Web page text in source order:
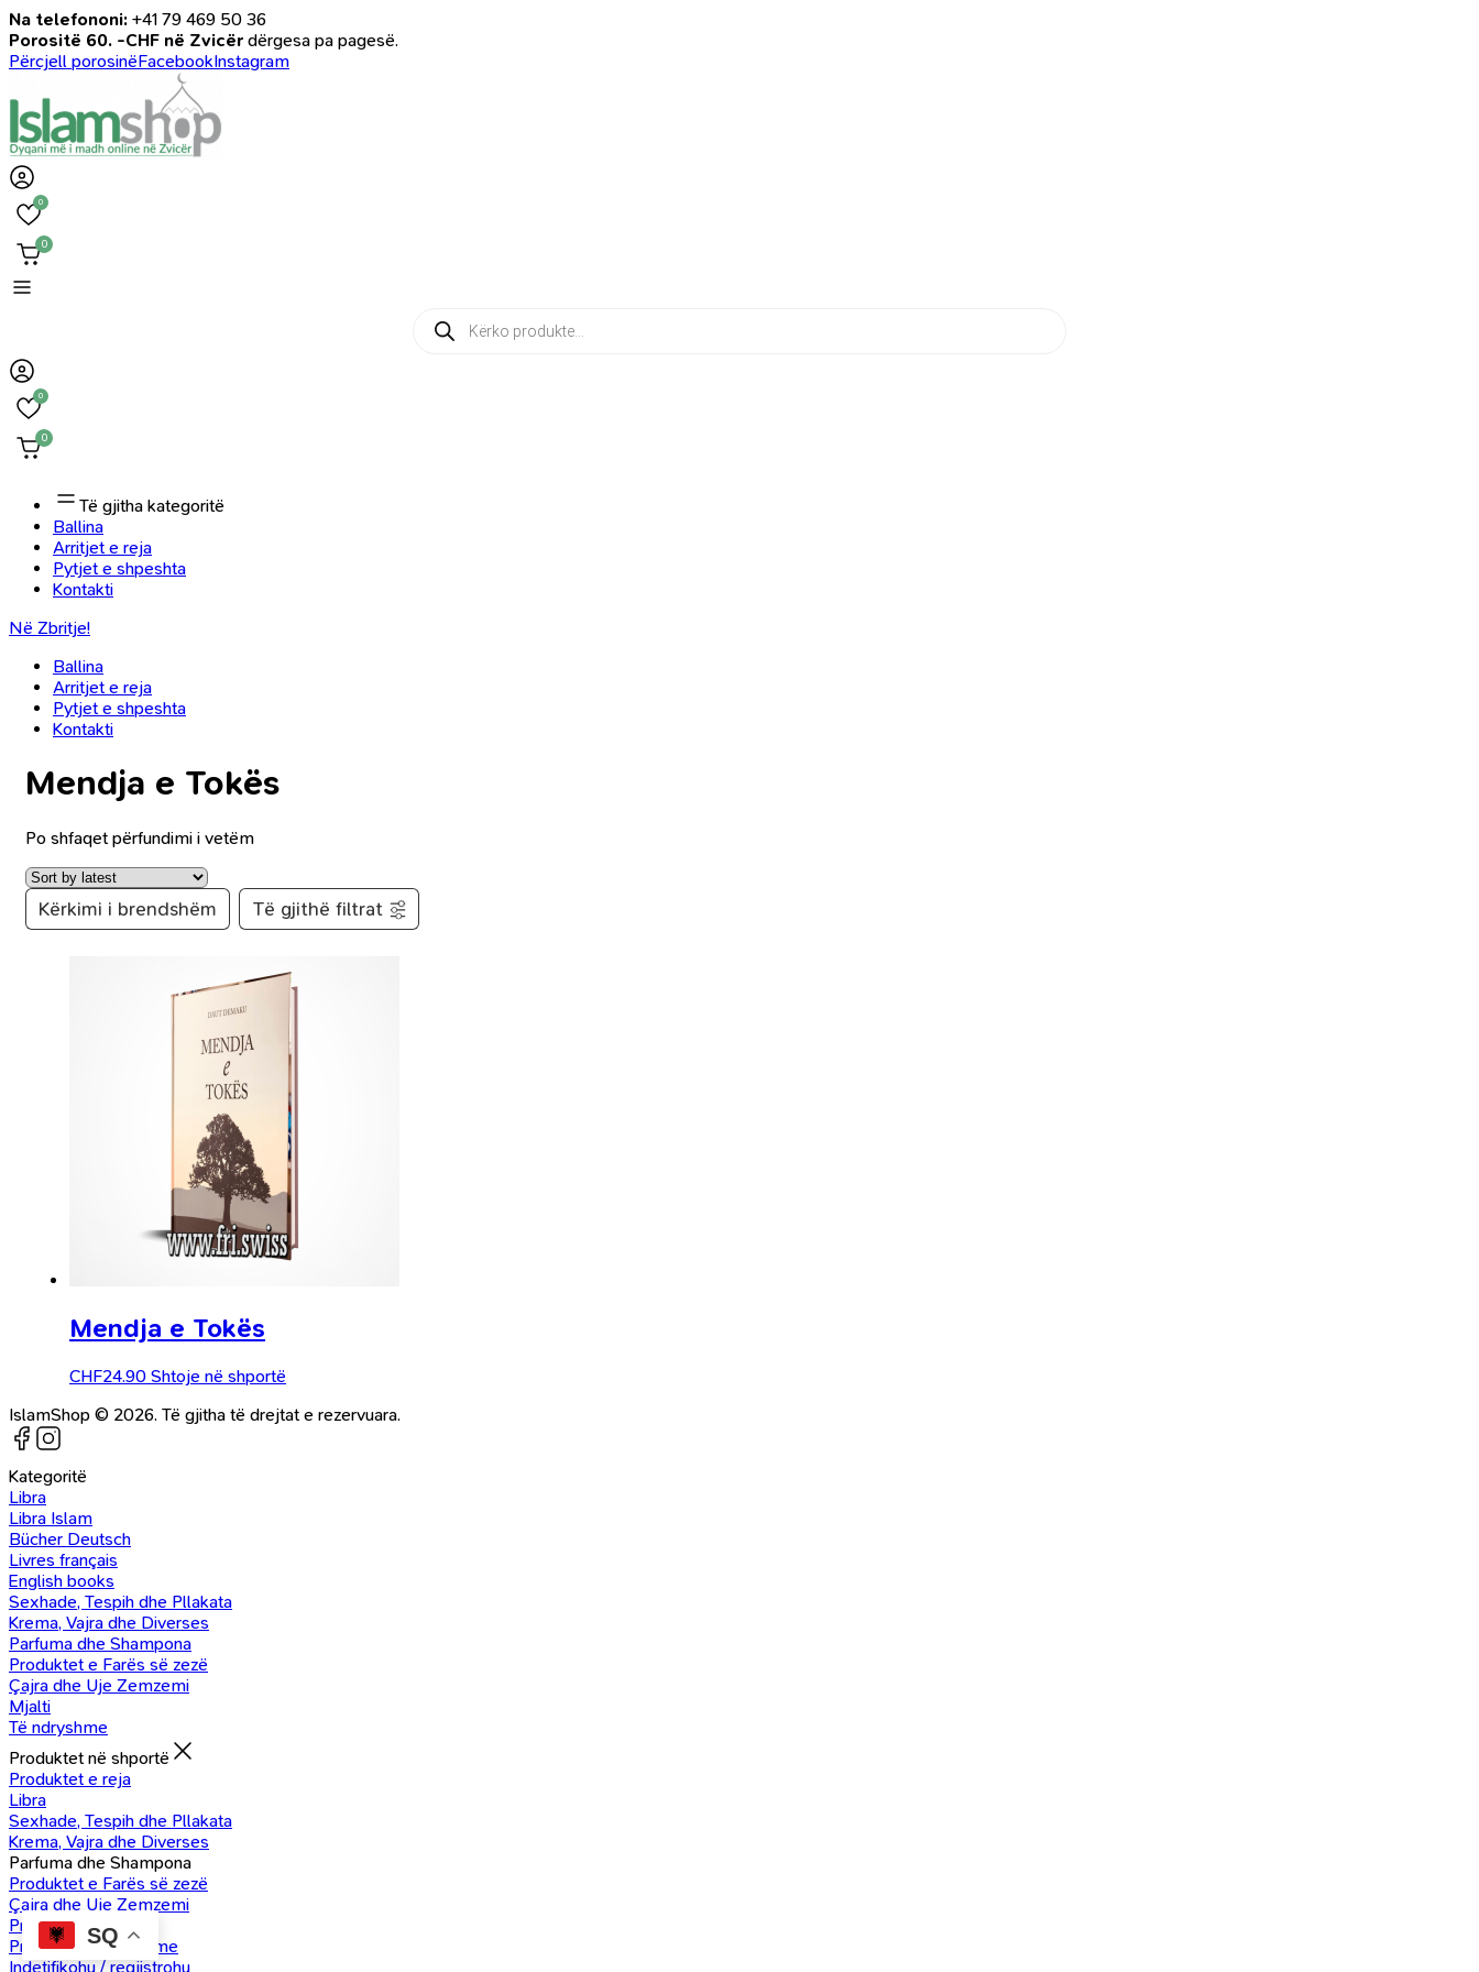
Na telefononi: +41 79 469 50 36
Porositë 60. -CHF në Zvicër dërgesa pa pagesë.
Përcjell porosinëFacebookInstagram
0
0
Products
search
0
0
Të gjitha kategoritë
Ballina
Arritjet e reja
Pytjet e shpeshta
Kontakti
Në Zbritje!
Ballina
Arritjet e reja
Pytjet e shpeshta
Kontakti
Mendja e Tokës
Po shfaqet përfundimi i vetëm
Kërkimi i brendshëm Të gjithë filtrat
Mendja e Tokës
CHF24.90 Shtoje në shportë
IslamShop © 2026. Të gjitha të drejtat e rezervuara.
SQ
Kategoritë
Libra
Libra Islam
Bücher Deutsch
Livres français
English books
Sexhade, Tespih dhe Pllakata
Krema, Vajra dhe Diverses
Parfuma dhe Shampona
Produktet e Farës së zezë
Çajra dhe Uje Zemzemi
Mjalti
Të ndryshme
Produktet në shportë
Produktet e reja
Libra
Sexhade, Tespih dhe Pllakata
Krema, Vajra dhe Diverses
Parfuma dhe Shampona
Produktet e Farës së zezë
Çajra dhe Uje Zemzemi
Produkte Mjalti
Produkte të ndryshme
Indetifikohu / regjistrohu